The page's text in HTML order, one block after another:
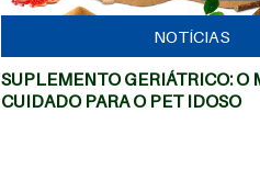
NOTÍCIAS
SUPLEMENTO GERIÁTRICO: O
CUIDADO PARA O PET IDOSO